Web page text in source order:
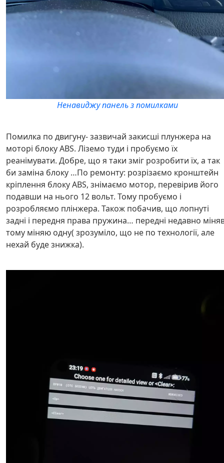
Ненавиджу панель з помилками
Помилка по двигуну- зазвичай закисші плунжера на
моторі блоку ABS. Ліземо туди і пробуємо їх
реанімувати. Добре, що я таки зміг розробити їх, а так
би заміна блоку …По ремонту: розрізаємо кронштейн
кріплення блоку ABS, знімаємо мотор, перевірив його
подавши на нього 12 вольт. Тому пробуємо і
розробляємо плінжера. Також побачив, що лопнуті
задні і передня права пружина… передні недавно
тому міняю одну( зрозуміло, що не по технології, але
нехай буде знижка).